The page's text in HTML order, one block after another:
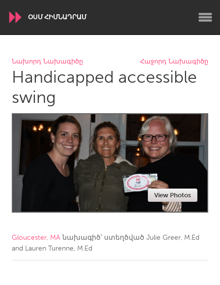
ՕՍՄ ՀԻՄՆԱԴՐԱՄ
WORLDWIDE
Conservation and Climate
Disability
Dragon Dreaming
ARMENIA
Javakhk
Yerevan
AUSTRALIA
Adelaide
Fleurieu
Lake Mac
Lower Hunter
Newcastle
Sydney
CANADA
Նախորդ Նախագիծը Հաջորդ Նախագիծը
Handicapped accessible
swing
View Photos
Gloucester, MAնախագիծ՝ ստեղծված Julie Greer, M.Ed
and Lauren Turenne, M.Ed